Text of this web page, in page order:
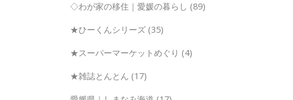
◇わが家の移住｜愛媛の暮らし (89)
★ひーくんシリーズ (35)
★スーパーマーケットめぐり (4)
★雑誌とんとん (17)